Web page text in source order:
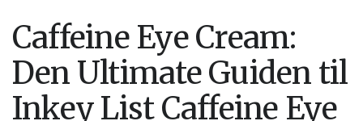
Caffeine Eye Cream:
Den Ultimate Guiden til
Inkey List Caffeine Eye